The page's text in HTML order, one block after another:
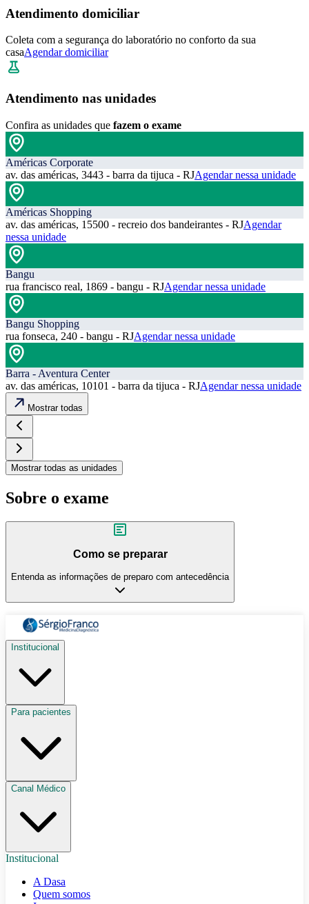
Atendimento domiciliar
Coleta com a segurança do laboratório no conforto da sua
casaAgendar domiciliar
Atendimento nas unidades
Confira as unidades que fazem o exame
Américas Corporate
av. das américas, 3443 - barra da tijuca - RJAgendar nessa unidade
Américas Shopping
av. das américas, 15500 - recreio dos bandeirantes - RJAgendar
nessa unidade
Bangu
rua francisco real, 1869 - bangu - RJAgendar nessa unidade
Bangu Shopping
rua fonseca, 240 - bangu - RJAgendar nessa unidade
Barra - Aventura Center
av. das américas, 10101 - barra da tijuca - RJAgendar nessa unidade
Mostrar todas
Mostrar todas as unidades
Sobre o exame
Como se preparar
Entenda as informações de preparo com antecedência
Institucional
Para pacientes
Canal Médico
Institucional
A Dasa
Quem somos